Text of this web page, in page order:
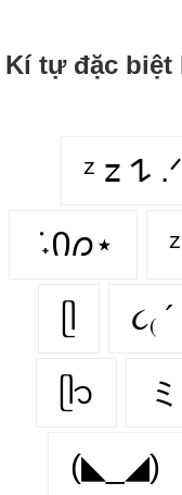
Kí tự đặc biệt
ᶻ 𝗓 𐰁 .ᐟ
݁ ˖Ი𐑼⋆
૮₍
ᥫ᭡
(◣_◢)